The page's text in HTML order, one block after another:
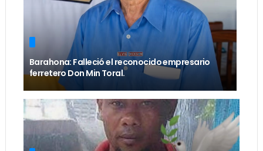
Barahona: Falleció el reconocido empresario
ferretero Don Min Toral.